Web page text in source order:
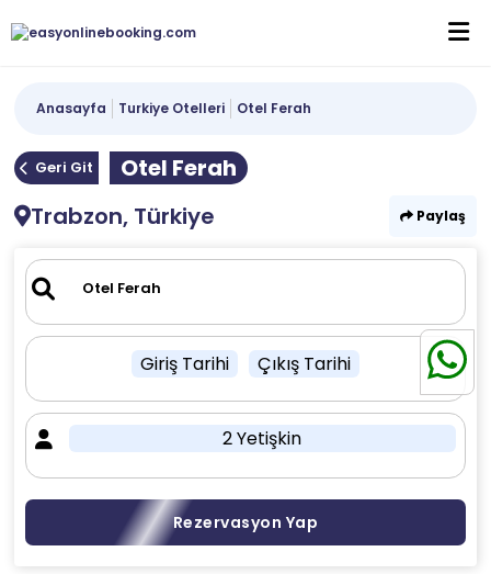
Anasayfa Turkiye Otelleri Otel Ferah
Geri Git
Otel Ferah
Trabzon, Türkiye
Paylaş
Giriş Tarihi Çıkış Tarihi
2 Yetişkin
Rezervasyon Yap